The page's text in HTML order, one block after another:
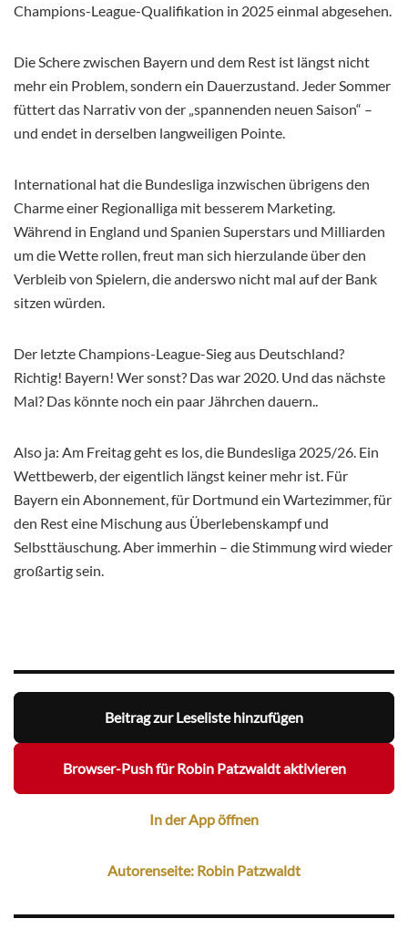
Champions-League-Qualifikation in 2025 einmal abgesehen.
Die Schere zwischen Bayern und dem Rest ist längst nicht
mehr ein Problem, sondern ein Dauerzustand. Jeder Sommer
füttert das Narrativ von der „spannenden neuen Saison“ –
und endet in derselben langweiligen Pointe.
International hat die Bundesliga inzwischen übrigens den
Charme einer Regionalliga mit besserem Marketing.
Während in England und Spanien Superstars und Milliarden
um die Wette rollen, freut man sich hierzulande über den
Verbleib von Spielern, die anderswo nicht mal auf der Bank
sitzen würden.
Der letzte Champions-League-Sieg aus Deutschland?
Richtig! Bayern! Wer sonst? Das war 2020. Und das nächste
Mal? Das könnte noch ein paar Jährchen dauern..
Also ja: Am Freitag geht es los, die Bundesliga 2025/26. Ein
Wettbewerb, der eigentlich längst keiner mehr ist. Für
Bayern ein Abonnement, für Dortmund ein Wartezimmer, für
den Rest eine Mischung aus Überlebenskampf und
Selbsttäuschung. Aber immerhin – die Stimmung wird wieder
großartig sein.
Beitrag zur Leseliste hinzufügen
Browser-Push für Robin Patzwaldt aktivieren
In der App öffnen
Autorenseite: Robin Patzwaldt